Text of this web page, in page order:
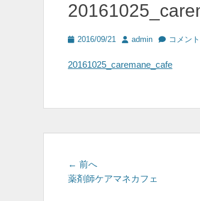
投
日
2016/09/21
投
者
admin コメン
20161025_caremane_cafe
投
稿
← 前へ
の
薬剤師ケアマネカフェ